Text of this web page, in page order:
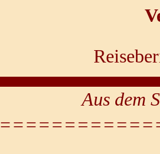
Aus dem